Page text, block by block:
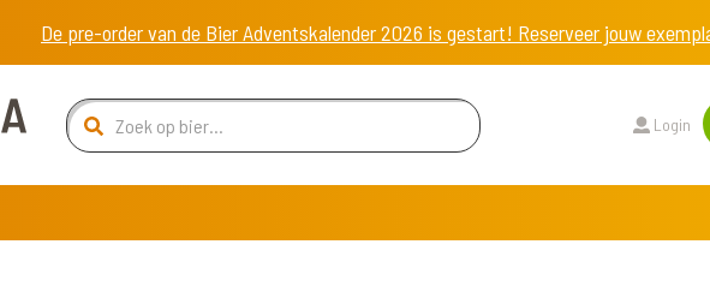
De pre-order van de Bier Adventskalender 2026 is gestart! Reserveer jouw
Login